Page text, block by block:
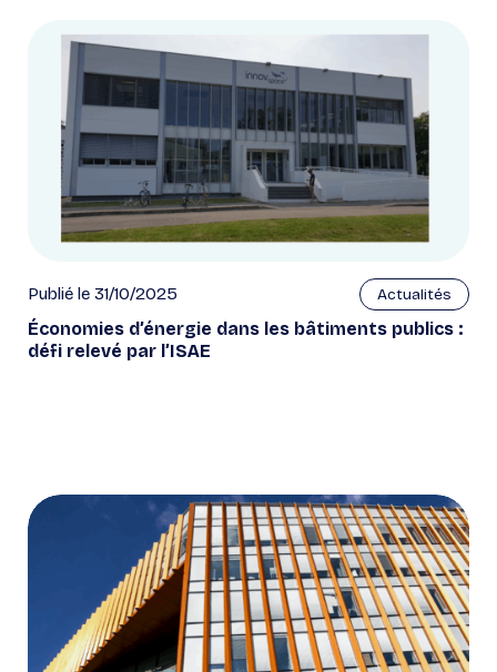
Publié le 31/10/2025 Actualités
Économies d’énergie dans les bâtiments publics :
défi relevé par l’ISAE